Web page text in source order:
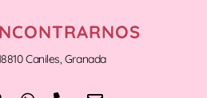
Caniles, Granada